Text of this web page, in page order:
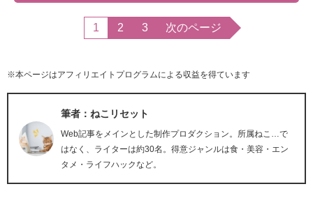
1 2 3 次のページ
※本ページはアフィリエイトプログラムによる収益を得ています
筆者：ねこリセット
Web記事をメインとした制作プロダクション。所属ねこ…で
はなく、ライターは約30名。得意ジャンルは食・美容・エン
タメ・ライフハックなど。